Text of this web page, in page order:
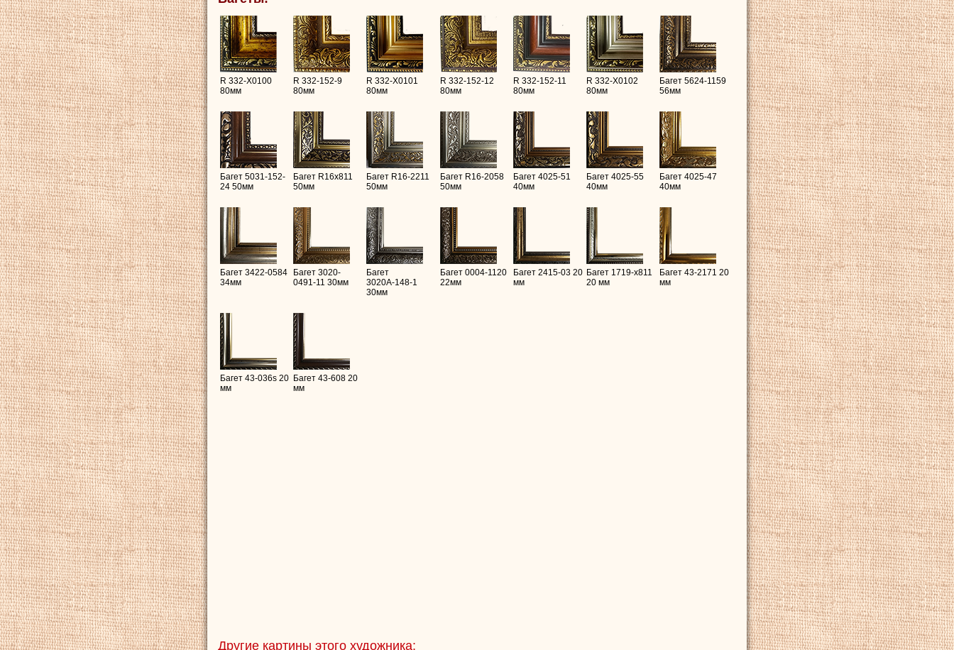
R 332-X0100
80мм
R 332-152-9
80мм
R 332-X0101
80мм
R 332-152-12
80мм
R 332-152-11
80мм
R 332-X0102
80мм
Багет 5624-1159
56мм
Багет 5031-152-
24 50мм
Багет R16х811
50мм
Багет R16-2211
50мм
Багет R16-2058
50мм
Багет 4025-51
40мм
Багет 4025-55
40мм
Багет 4025-47
40мм
Багет 3422-0584
34мм
Багет 3020-
0491-11 30мм
Багет
3020А-148-1
30мм
Багет 0004-1120
22мм
Багет 2415-03 20
мм
Багет 1719-x811
20 мм
Багет 43-2171 20
мм
Багет 43-036s 20
мм
Багет 43-608 20
мм
Другие картины этого художника: